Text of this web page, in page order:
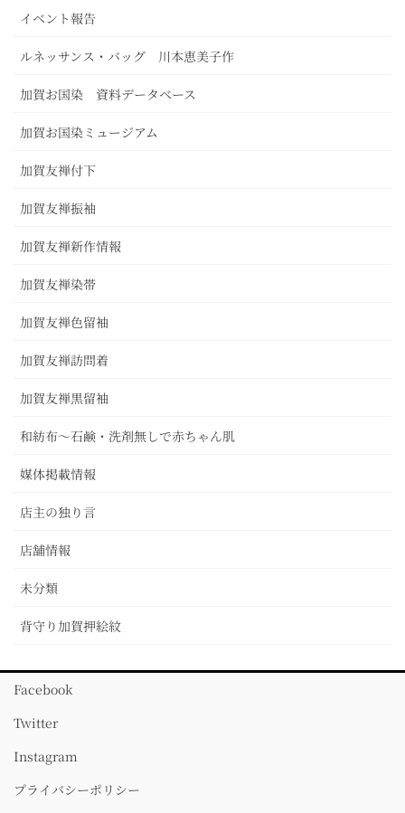
イベント報告
ルネッサンス・バッグ 川本恵美子作
加賀お国染 資料データベース
加賀お国染ミュージアム
加賀友禅付下
加賀友禅振袖
加賀友禅新作情報
加賀友禅染帯
加賀友禅色留袖
加賀友禅訪問着
加賀友禅黒留袖
和紡布～石鹸・洗剤無しで赤ちゃん肌
媒体掲載情報
店主の独り言
店舗情報
未分類
背守り加賀押絵紋
Facebook
Twitter
Instagram
プライバシーポリシー